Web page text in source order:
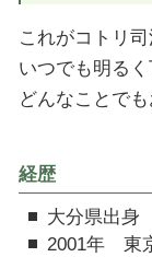
これがコトリ
いつでも明る
どんなことで
経歴
大分県出身
2001年 東